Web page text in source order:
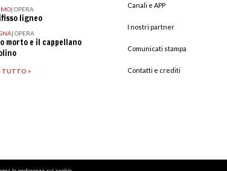
| OPERA
ligneo
| OPERA
morto e il cappellano
TUTTO >
Canali e APP
I nostri partner
Comunicati stampa
Contatti e crediti